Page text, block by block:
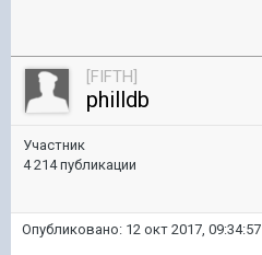
[FIFTH]
philldb
Участник
4 214 публикации
Опубликовано: 12 окт 2017, 09:34:57